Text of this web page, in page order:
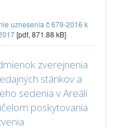
uznesenia č 679-2016 k
[pdf, 871.88 kB]
zverejnenia
stánkov a
sedenia v Areáli
poskytovania